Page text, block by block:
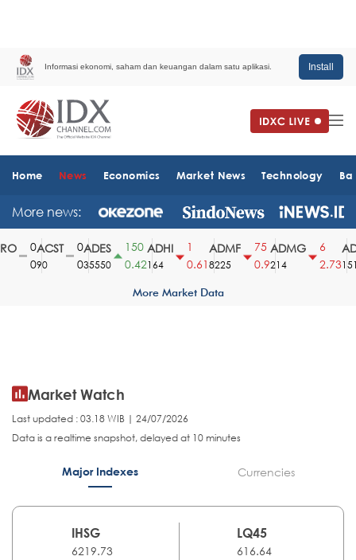
Informasi ekonomi, saham dan keuangan dalam satu aplikasi. Install
Home News Economics Market News Technology
More news:
ACST
90
ADES
35550
150
0.42
ADHI
164
0.61
ADMF
8225
75
0.9
ADMG
214
2.731510
More Market Data
Market Watch
Last updated : 03.18 WIB | 24/07/2026
Data is a realtime snapshot, delayed at 10 minutes
Major Indexes Currencies
IHSG
6219.73
LQ45
616.64